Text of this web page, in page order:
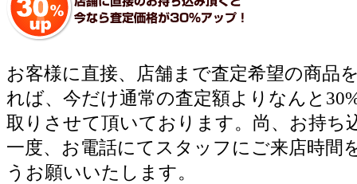
お客様に直接、店舗まで査定希望の商品
れば、今だけ通常の査定額よりなんと
取りさせて頂いております。尚、お持ち
一度、お電話にてスタッフにご来店時間
うお願いいたします。